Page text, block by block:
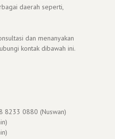
daerah seperti,
dan menanyakan
kontak dibawah ini.
8233 0880 (Nuswan)